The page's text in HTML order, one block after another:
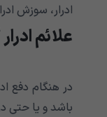
ادرار، سوزش
علائم
در هنگام دفع
باشد و یا حتی